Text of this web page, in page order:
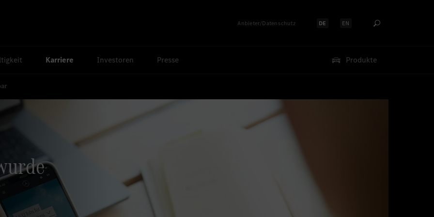
Anbieter/Datenschutz Sprache auswählen:
DE Sprache auswählen:
EN
Karriere Investoren Presse Produkte